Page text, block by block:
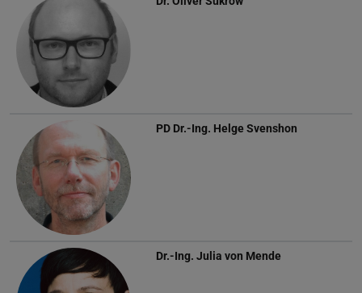
PD Dr.-Ing. Helge Svenshon
Dr.-Ing. Julia von Mende